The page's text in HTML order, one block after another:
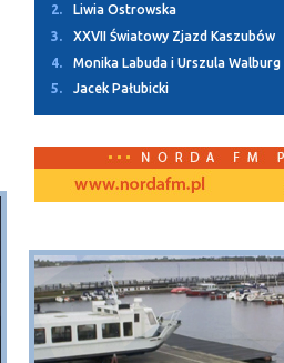
2.
Liwia Ostrowska
3.
XXVII Światowy Zjazd Kaszubów
4.
Monika Labuda i Urszula Walburg
5.
Jacek Pałubicki